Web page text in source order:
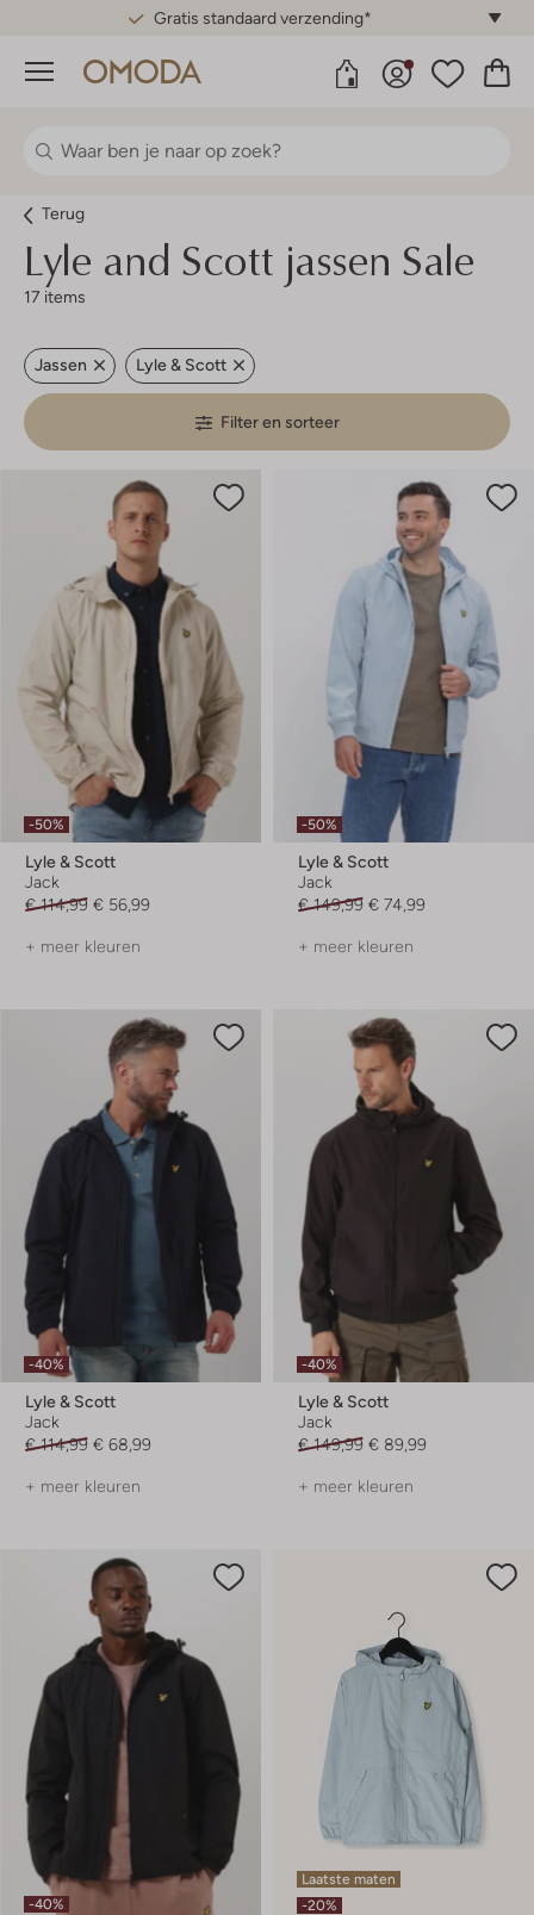
Gratis standaard verzending*
Menu
Terug
Lyle and Scott jassen Sale
17 items
Jassen Lyle & Scott
Filter en sorteer
-50%
Lyle & Scott
Jack
€ 114,99 € 56,99
+ meer kleuren
-50%
Lyle & Scott
Jack
€ 149,99 € 74,99
+ meer kleuren
-40%
Lyle & Scott
Jack
€ 114,99 € 68,99
+ meer kleuren
-40%
Lyle & Scott
Jack
€ 149,99 € 89,99
+ meer kleuren
-40%
Laatste maten
-20%